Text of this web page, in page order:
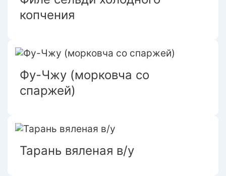
копчения
Фу-Чжу (морковча со
спаржей)
Тарань вяленая в/у